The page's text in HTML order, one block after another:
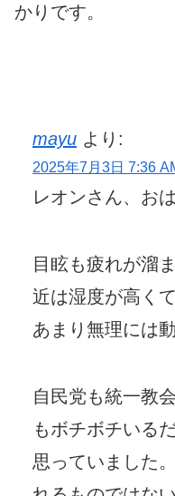
かりです。
mayu より:
2025年7月3日 7:36
レオンさん、お
目眩も疲れが溜
近は湿度が高くて
あまり無理には
自民党も統一教
もボチボチいる
思っていました